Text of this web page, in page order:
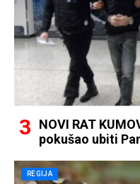
NOVI RAT
pokušao ubiti
REGIJA